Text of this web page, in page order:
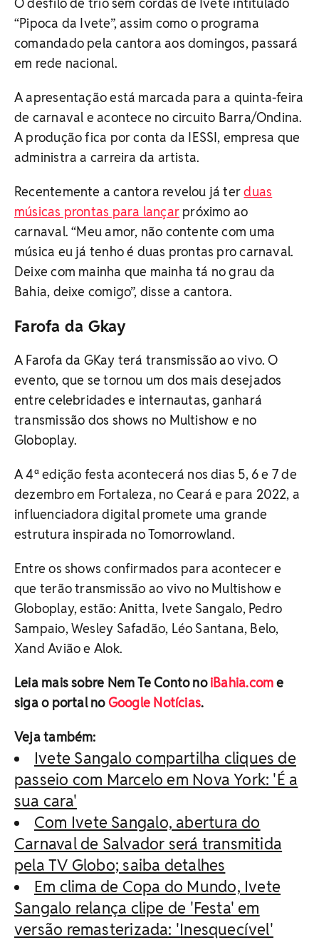
O desfilo de trio sem cordas de Ivete intitulado
“Pipoca da Ivete”, assim como o programa
comandado pela cantora aos domingos, passará
em rede nacional.
A apresentação está marcada para a quinta-feira
de carnaval e acontece no circuito Barra/Ondina.
A produção fica por conta da IESSI, empresa que
administra a carreira da artista.
Recentemente a cantora revelou já terduas
músicas prontas para lançarpróximo ao
carnaval. “Meu amor, não contente com uma
música eu já tenho é duas prontas pro carnaval.
Deixe com mainha que mainha tá no grau da
Bahia, deixe comigo”, disse a cantora.
Farofa da Gkay
A Farofa da GKay terá transmissão ao vivo. O
evento, que se tornou um dos mais desejados
entre celebridades e internautas, ganhará
transmissão dos shows no Multishow e no
Globoplay.
A 4ª edição festa acontecerá nos dias 5, 6 e 7 de
dezembro em Fortaleza, no Ceará e para 2022, a
influenciadora digital promete uma grande
estrutura inspirada no Tomorrowland.
Entre os shows confirmados para acontecer e
que terão transmissão ao vivo no Multishow e
Globoplay, estão: Anitta, Ivete Sangalo, Pedro
Sampaio, Wesley Safadão, Léo Santana, Belo,
Xand Avião e Alok.
Leia mais sobre Nem Te Conto noiBahia.come
siga o portal noGoogle Notícias.
Veja também:
Ivete Sangalo compartilha cliques de
passeio com Marcelo em Nova York: 'É a
sua cara'
Com Ivete Sangalo, abertura do
Carnaval de Salvador será transmitida
pela TV Globo; saiba detalhes
Em clima de Copa do Mundo, Ivete
Sangalo relança clipe de 'Festa' em
versão remasterizada: 'Inesquecível'